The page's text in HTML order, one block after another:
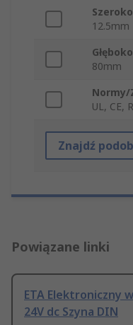
12.5mm
80mm
UL, CE,
Znajdź
Powiązane linki
ETA Elektroniczny
24V dc Szyna DIN